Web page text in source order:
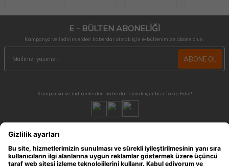
E - BÜLTEN ABONELİĞİ
Kampanya ve indirimlerden haberdar olmak için e-bültenimize abone olun.
ABONE OL
Kampanya ve indirimlerden haberdar olmak için bizi Takip Edin!
Hafta içi 09:30 - 18:30 / Hafta sonu 10:00 - 17:00 arası merak ettiğiniz tüm sorular ve
siparişleriniz için ulaşabilirsiniz.